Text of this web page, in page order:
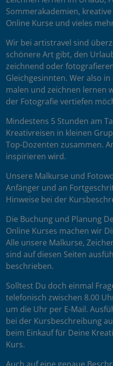
Sommerakademien,
Online Kurse und vieles
Wir bei artistravel sind
schönere Art gibt, den
zeichnend oder
Gleichgesinnten. Wer also
malen und zeichnen lernen
der Fotografie vertiefen
Mindestens 5 Stunden am
Kreativreisen in kleinen
Top-Dozenten zusammen.
inspirieren wird.
Unsere Malkurse und
Anfänger und an
Hinweise bei der
Die Buchung und Planung
Online Kurses machen wir
Alle unsere Malkurse,
sind auf diesen Seiten
beschrieben.
Solltest Du doch einmal
telefonisch zwischen 8.00
um die Uhr per E-Mail.
bei der Kursbeschreibung
beim Einkauf für Deine
Kurs.